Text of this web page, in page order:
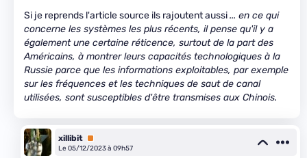
Si je reprends l'article source ils rajoutent aussi... en ce qui
concerne les systèmes les plus récents, il pense qu'il y a
également une certaine réticence, surtout de la part des
Américains, à montrer leurs capacités technologiques à la
Russie parce que les informations exploitables, par exemple
sur les fréquences et les techniques de saut de canal
utilisées, sont susceptibles d'être transmises aux Chinois.
xillibit Premium
Le 05/12/2023 à 09h57